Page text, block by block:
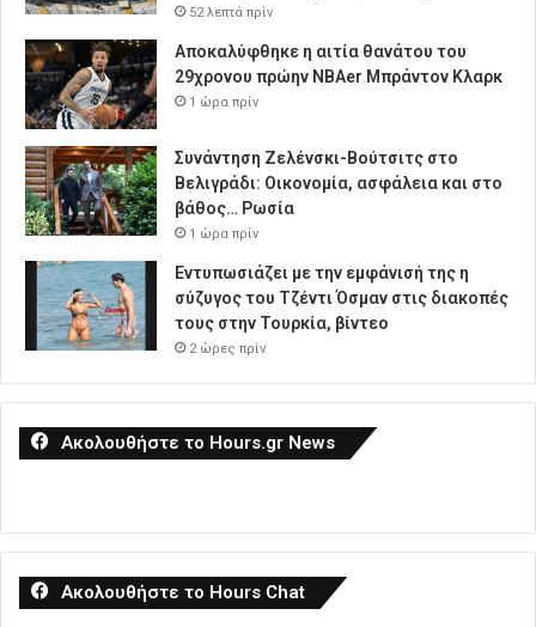
52 λεπτά πρίν
Αποκαλύφθηκε η αιτία θανάτου του
29χρονου πρώην NBAer Μπράντον Κλαρκ
1 ώρα πρίν
Συνάντηση Ζελένσκι-Βούτσιτς στο
Βελιγράδι: Οικονομία, ασφάλεια και στο
βάθος… Ρωσία
1 ώρα πρίν
Εντυπωσιάζει με την εμφάνισή της η
σύζυγος του Τζέντι Όσμαν στις διακοπές
τους στην Τουρκία, βίντεο
2 ώρες πρίν
Ακολουθήστε το Hours.gr News
Ακολουθήστε το Hours Chat